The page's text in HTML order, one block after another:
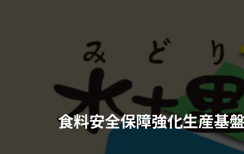
食料安全保障強化生産基